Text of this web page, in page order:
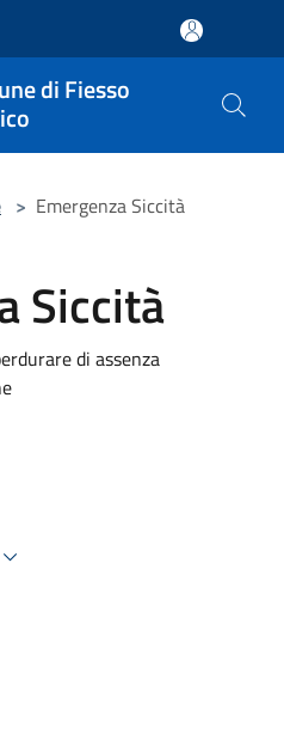
di Fiesso
> Emergenza Siccità
Siccità
di assenza